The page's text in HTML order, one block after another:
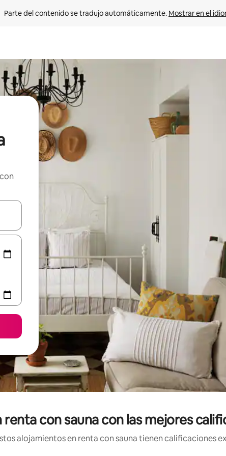
Parte del contenido se tradujo automáticamente. Mostrar en el
navegar usando las teclas de las flechas hacia arriba y hacia
con sauna con las mejores
alojamientos en renta con sauna tienen calificaciones